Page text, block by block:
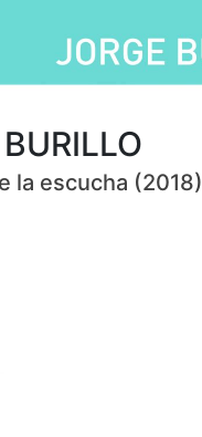
la escucha (2018)